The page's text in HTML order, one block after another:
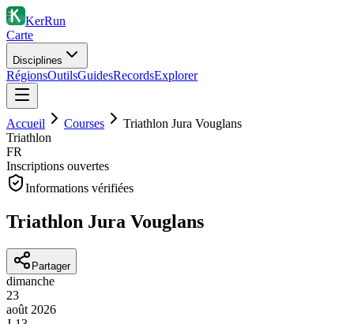
KerRun
Carte
Disciplines
RégionsOutilsGuidesRecordsExplorer
Accueil Courses
Triathlon Jura Vouglans
Triathlon
FR
Inscriptions ouvertes
Informations vérifiées
Triathlon Jura Vouglans
Partager
dimanche
23
août 2026